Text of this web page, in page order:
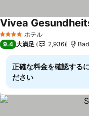
4 ホテルのランク
ホテル
9.4 大満足 2,936
正確な料金を確認する
ださい